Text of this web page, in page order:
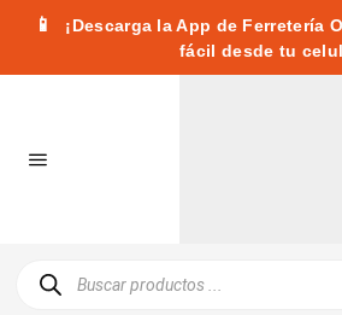
📱
¡Descarga la App de Ferretería
fácil desde tu